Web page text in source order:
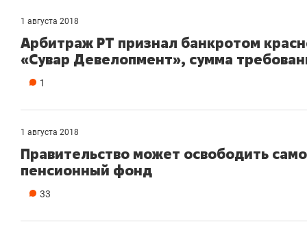
1 августа 2018
Арбитраж РТ признал банкротом
«Сувар Девелопмент», сумма
1
1 августа 2018
Правительство может освободить
пенсионный фонд
33